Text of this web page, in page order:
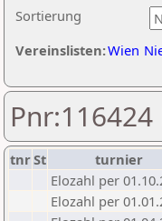
Sortierung
Vereinslisten:Wien
tnrSt turnier
Elozahl per
Elozahl per